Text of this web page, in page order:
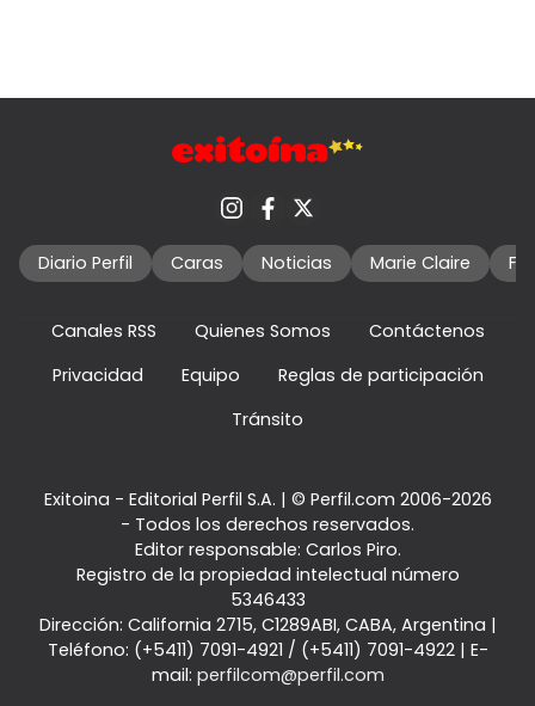
Diario Perfil Caras Noticias Marie Claire
Canales RSS Quienes Somos
Contáctenos
Privacidad
Equipo
Reglas de participación
Tránsito
Exitoina - Editorial Perfil S.A. | © Perfil.com 2006-2026
- Todos los derechos reservados.
Editor responsable: Carlos Piro.
Registro de la propiedad intelectual número
5346433
Dirección: California 2715, C1289ABI, CABA, Argentina |
Teléfono: (+5411) 7091-4921 / (+5411) 7091-4922| E-
mail: perfilcom@perfil.com